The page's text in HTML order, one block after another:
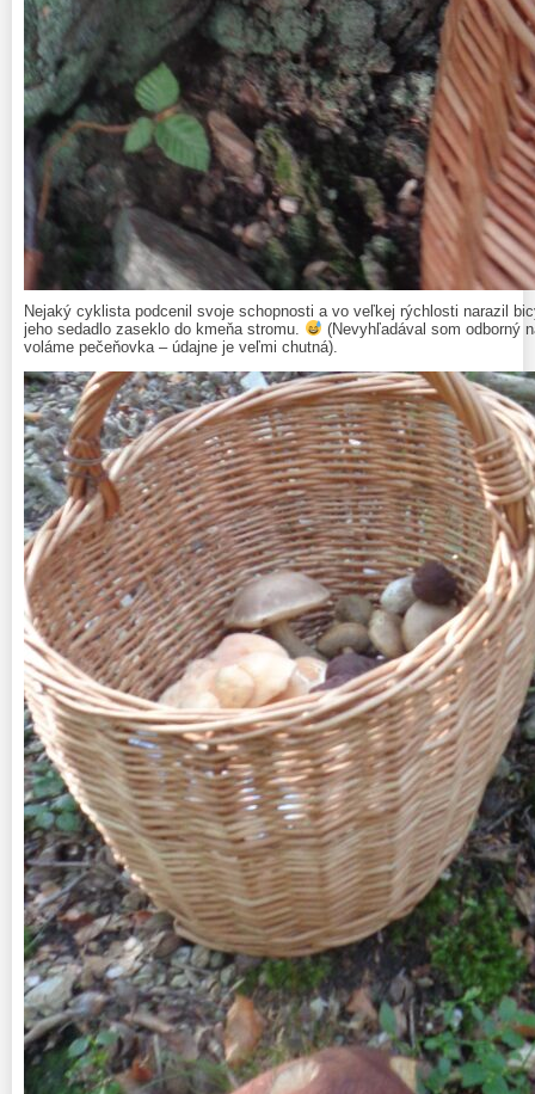
Nejaký cyklista podcenil svoje schopnosti a vo veľkej rýchlosti narazil
jeho sedadlo zaseklo do kmeňa stromu.
(Nevyhľadával som odborný
voláme pečeňovka – údajne je veľmi chutná).